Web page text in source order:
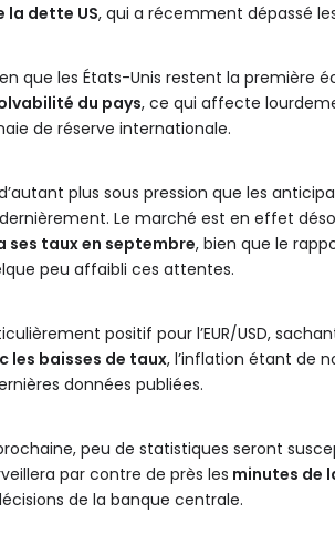
la dette US, qui a récemment dépassé
que les États-Unis restent la première
du pays, ce qui affecte
de réserve internationale.
plus sous pression que les
Le marché est en effet
ses taux en septembre, bien que le
peu affaibli ces attentes.
positif pour l’EUR/USD,
les baisses de taux, l’inflation étant de
données publiées.
peu de statistiques seront
par contre de près les minutes de
de la banque centrale.